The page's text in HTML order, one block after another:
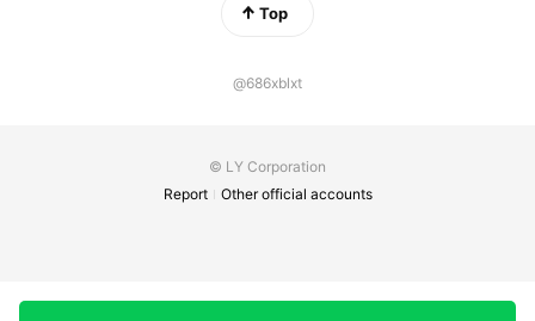
Top
@686xblxt
© LY Corporation
Report
Other official accounts